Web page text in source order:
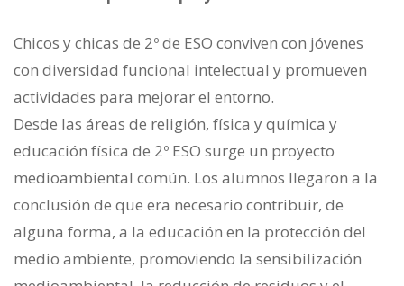
Chicos y chicas de 2º de ESO conviven con jóvenes
con diversidad funcional intelectual y promueven
actividades para mejorar el entorno.
Desde las áreas de religión, física y química y
educación física de 2º ESO surge un proyecto
medioambiental común. Los alumnos llegaron a la
conclusión de que era necesario contribuir, de
alguna forma, a la educación en la protección del
medio ambiente, promoviendo la sensibilización